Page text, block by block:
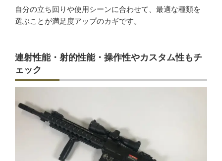
自分の立ち回りや使用シーンに合わせて、最適な種類を
選ぶことが満足度アップのカギです。
連射性能・射的性能・操作性やカスタム性もチ
ェック